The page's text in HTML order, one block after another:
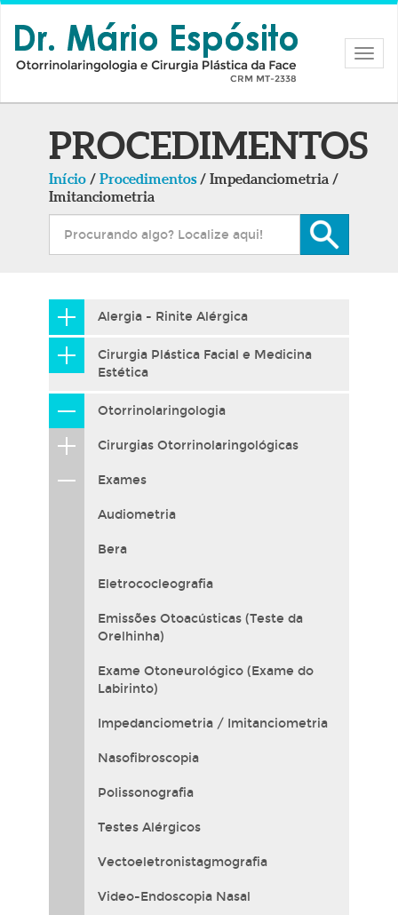
PROCEDIMENTOS
Início / Procedimentos/ Impedanciometria /
Imitanciometria
Alergia - Rinite Alérgica
Cirurgia Plástica Facial e Medicina
Estética
Otorrinolaringologia
Cirurgias Otorrinolaringológicas
Exames
Audiometria
Bera
Eletrococleografia
Emissões Otoacústicas (Teste da
Orelhinha)
Exame Otoneurológico (Exame do
Labirinto)
Impedanciometria / Imitanciometria
Nasofibroscopia
Polissonografia
Testes Alérgicos
Vectoeletronistagmografia
Video-Endoscopia Nasal